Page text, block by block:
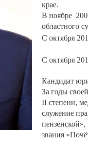
крае.
В ноябре
областного
С октября
С октября
Кандидат
За годы
II степени,
служение
звания